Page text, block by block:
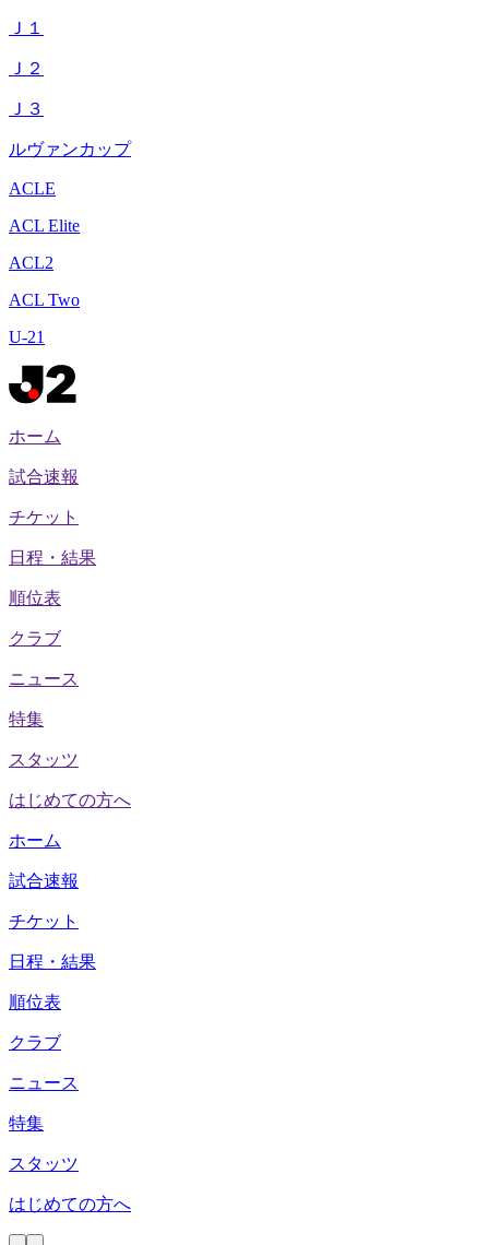
Ｊ１
Ｊ２
Ｊ３
ルヴァンカップ
ACLE
ACL Elite
ACL2
ACL Two
U-21
ホーム
試合速報
チケット
日程・結果
順位表
クラブ
ニュース
特集
スタッツ
はじめての方へ
ホーム
試合速報
チケット
日程・結果
順位表
クラブ
ニュース
特集
スタッツ
はじめての方へ